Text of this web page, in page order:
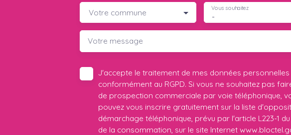
Votre commune -
Vous souhaitez
Votre message
J'accepte le traitement de mes données personnelles
conformément au RGPD. Si vous ne souhaitez pas
de prospection commerciale par voie téléphonique,
pouvez vous inscrire gratuitement sur la liste
démarchage téléphonique, prévu par l'article L223-1
de la consommation, sur le site Internet